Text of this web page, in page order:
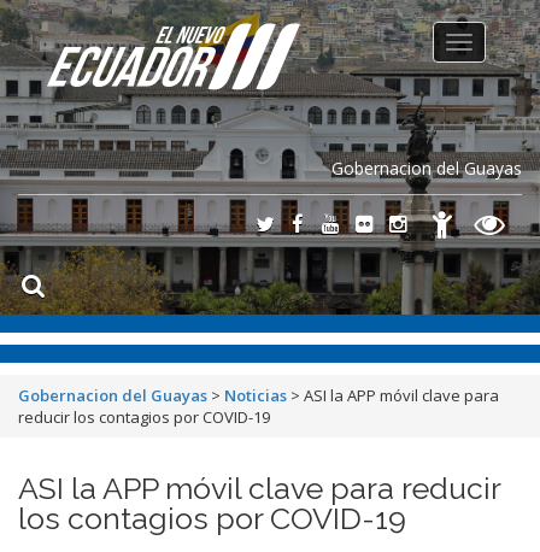
Gobernacion del Guayas
Toggle
navigation
Gobernacion del Guayas > Noticias > ASI la APP móvil clave para
reducir los contagios por COVID-19
ASI la APP móvil clave para reducir
los contagios por COVID-19